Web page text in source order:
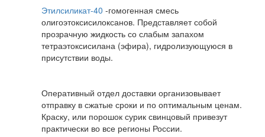
Этилсиликат-40 -гомогенная смесь
олигоэтоксисилоксанов. Представляет собой
прозрачную жидкость со слабым запахом
тетраэтоксисилана (эфира), гидролизующуюся в
присутствии воды.
Оперативный отдел доставки организовывает
отправку в сжатые сроки и по оптимальным ценам.
Краску, или порошок сурик свинцовый привезут
практически во все регионы России.